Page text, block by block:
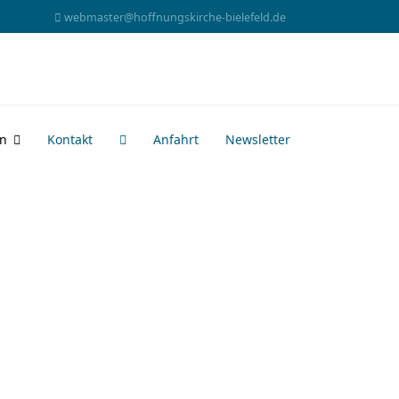
webmaster@hoffnungskirche-bielefeld.de
Kontakt Anfahrt Newsletter